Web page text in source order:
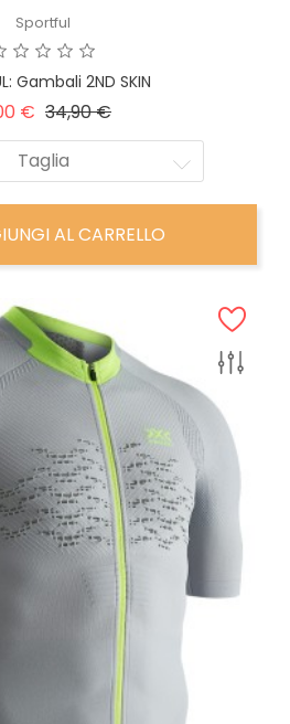
Sportful
Gambali 2ND SKIN
€ Prezzo
34,90 €Prezzo
Taglia
AL CARRELLO